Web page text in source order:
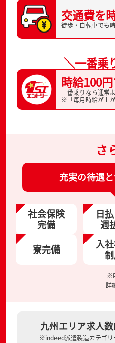
交通費を
徒歩・自転車でも
＼一番乗
時給100
一番乗りなら通常
※「毎月時給が上
さ
充実の待遇
社会保険
完備
日
週
寮完備 入
※
詳
九州エリア求人
※indeed派遣製造カテゴリ